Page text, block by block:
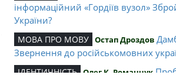
інформаційний «Гордіїв вузол»
України?
МОВА ПРО МОВУ Остап Дроздов
Звернення до російськомовних
ІДЕНТИЧНІСТЬ Олег К. Романчук